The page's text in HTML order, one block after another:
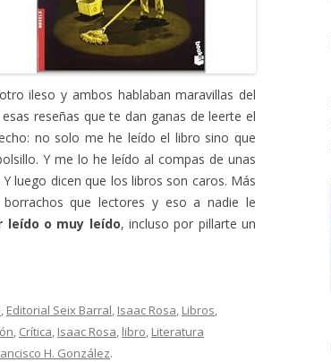
ileso y ambos hablaban maravillas del
reseñas que te dan ganas de leerte el
no solo me he leído el libro sino que
Y me lo he leído al compas de unas
luego dicen que los libros son caros. Más
que lectores y eso a nadie le
o muy leído, incluso por pillarte un
, Editorial Seix Barral, Isaac Rosa, Libros,
, Crítica, Isaac Rosa, libro, Literatura
H. González.